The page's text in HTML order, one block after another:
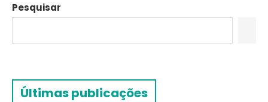
Pesquisar
Últimas publicações